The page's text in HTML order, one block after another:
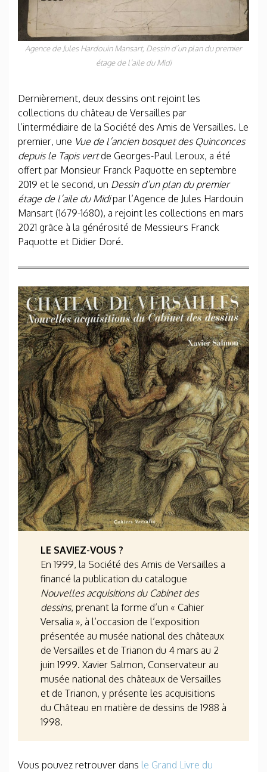
Agence de Jules Hardouin­ Mansart, Dessin d’un plan du premier
étage de l’aile du Midi
Dernièrement, deux dessins ont rejoint les
collections du château de Versailles par
l’intermédiaire de la Société des Amis de Versailles. Le
premier, une Vue de l’ancien bosquet des Quinconces
depuis le Tapis vertde Georges-Paul Leroux, a été
offert par Monsieur Franck Paquotte en septembre
2019 et le second, un Dessin d’un plan du premier
étage de l’aile du Midipar l’Agence de Jules Hardouin
Mansart (1679-1680), a rejoint les collections en mars
2021 grâce à la générosité de Messieurs Franck
Paquotte et Didier Doré.
LE SAVIEZ-VOUS ?
En 1999, la Société des Amis de Versailles a
financé la publication du catalogue
Nouvelles acquisitions du Cabinet des
dessins, prenant la forme d’un « Cahier
Versalia », à l’occasion de l’exposition
présentée au musée national des châteaux
de Versailles et de Trianon du 4 mars au 2
juin 1999. Xavier Salmon, Conservateur au
musée national des châteaux de Versailles
et de Trianon, y présente les acquisitions
du Château en matière de dessins de 1988 à
1998.
Vous pouvez retrouver dans le Grand Livre du